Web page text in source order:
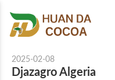
2025-02-08
Djazagro Algeria